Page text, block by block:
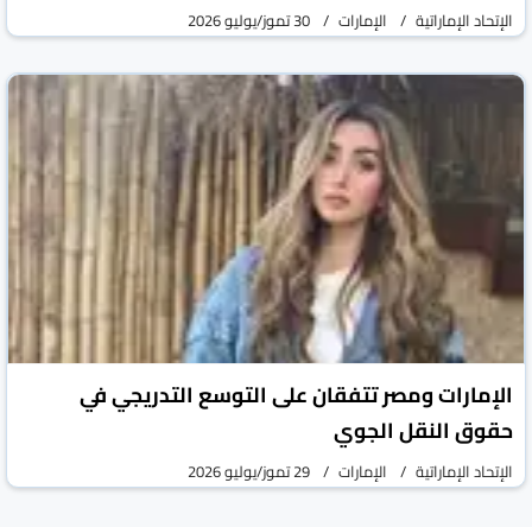
الإتحاد الإماراتية الإمارات 30 تموز/يوليو 2026
الإمارات ومصر تتفقان على التوسع التدريجي في
حقوق النقل الجوي
الإتحاد الإماراتية الإمارات 29 تموز/يوليو 2026